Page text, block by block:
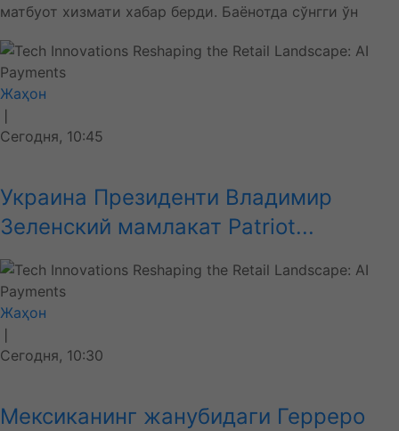
матбуот хизмати хабар берди. Баёнотда сўнгги ўн
Жаҳон
❘
Сегодня, 10:45
Украина Президенти Владимир
Зеленский мамлакат Patriot...
Жаҳон
❘
Сегодня, 10:30
Мексиканинг жанубидаги Герреро